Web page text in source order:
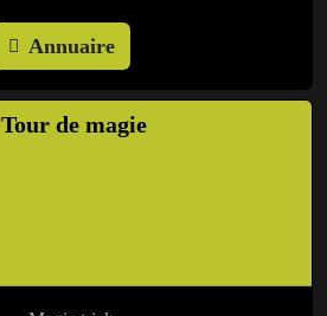
Annuaire
Tour de magie